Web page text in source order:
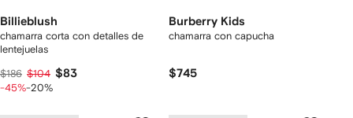
Billieblush
chamarra corta con detalles de
lentejuelas
$186 $104 $83
-45%-20%
Burberry Kids
chamarra con capucha
$745